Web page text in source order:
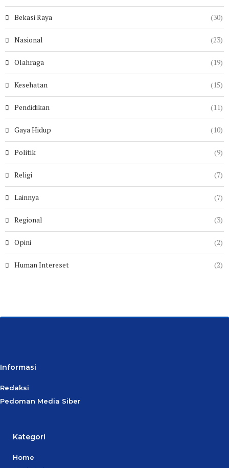
Bekasi Raya (30)
Nasional (23)
Olahraga (19)
Kesehatan (15)
Pendidikan (11)
Gaya Hidup (10)
Politik (9)
Religi (7)
Lainnya (7)
Regional (3)
Opini (2)
Human Intereset (2)
Informasi
Redaksi
Pedoman Media Siber
Kategori
Home